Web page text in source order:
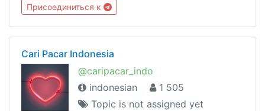
Присоединиться к
Cari Pacar Indonesia
@caripacar_indo
indonesian
1 505
Topic is not assigned yet